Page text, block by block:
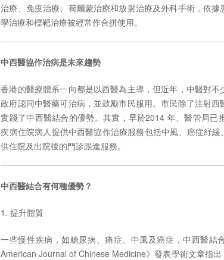
治療、免疫治療、荷爾蒙治療和放射治療及外科手術，依
學治療和標靶治療被經常作合拼使用。
中西醫協作治病是未來趨勢
香港的醫療體系一向都是以西醫為主導，但近年，中醫對不
政府認同中醫藥可治病，並鼓勵市民服用。市民除了注射西
實踐了中西醫結合的優勢。其實，早於2014 年、醫管局已
疾病住院病人提供中西醫協作治療服務包括中風、癌症紓
供住院及出院後的門診跟進服務。
中西醫結合有何種優勢？
1. 提升體質
一些慢性疾病，如糖尿病、痛症、中風及癌症，中西醫結
American Journal of Chinese Medicine》發表學術文章指